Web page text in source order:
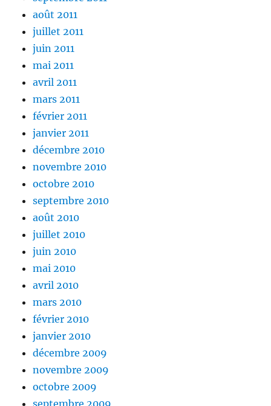
août 2011
juillet 2011
juin 2011
mai 2011
avril 2011
mars 2011
février 2011
janvier 2011
décembre 2010
novembre 2010
octobre 2010
septembre 2010
août 2010
juillet 2010
juin 2010
mai 2010
avril 2010
mars 2010
février 2010
janvier 2010
décembre 2009
novembre 2009
octobre 2009
septembre 2009